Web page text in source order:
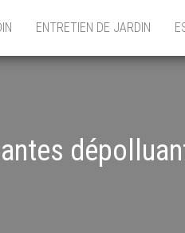
ENTRETIEN DE JARDIN